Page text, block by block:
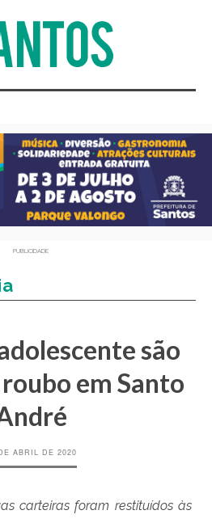
PUBLICIDADE
são
em Santo
ABRIL DE 2020
carteiras foram restituídos às